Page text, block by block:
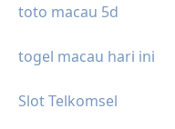
toto macau 5d
togel macau hari ini
Slot Telkomsel